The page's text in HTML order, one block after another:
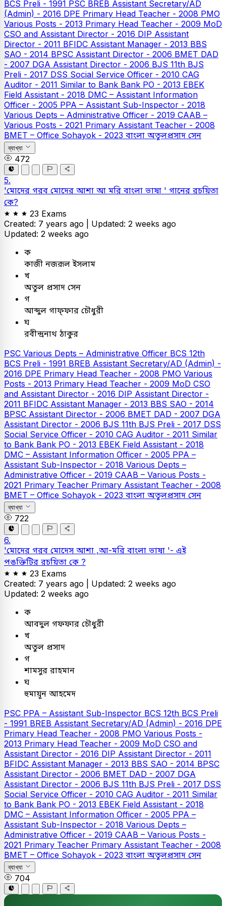
BCS Preli - 1991 PSC BREB Assistant Secretary/AD
(Admin) - 2016 DPE Primary Head Teacher - 2008 PMO
Various Posts - 2013 Primary Head Teacher - 2009 MoD
CSO and Assistant Director - 2016 DIP Assistant
Director - 2011 BFIDC Assistant Manager - 2013 BBS
SAO - 2014 BPSC Assistant Director - 2006 BMET DAD
- 2007 DGA Assistant Director - 2006 BJS 11th BJS
Preli - 2017 DSS Social Service Officer - 2010 CAG
Auditor - 2011 Similar to Bank Bank PO - 2013 EBEK
Field Assistant - 2018 DMC – Assistant Information
Officer - 2005 PPA – Assistant Sub-Inspector - 2018
Various Depts – Administrative Officer - 2019 CAAB –
Various Posts - 2021 Primary Assistant Teacher - 2008
BMET – Office Sohayok - 2023 বাংলা অতুলপ্রসাদ সেন
ব্যাখ্যা
472
5.
'মোদের গরব মোদের আশা আ মরি বাংলা ভাষা ' গানের রচয়িতা
কে?
23 Exams
Created: 7 years ago | Updated: 2 weeks ago
Updated: 2 weeks ago
ক
কাজী নজরূল ইসলাম
খ
অতুল প্রসাদ সেন
গ
আব্দুল গাফ্ফার চৌধুরী
ঘ
রবীন্দ্রনাথ ঠাকুর
PSC Various Depts – Administrative Officer BCS 12th
BCS Preli - 1991 BREB Assistant Secretary/AD (Admin) -
2016 DPE Primary Head Teacher - 2008 PMO Various
Posts - 2013 Primary Head Teacher - 2009 MoD CSO
and Assistant Director - 2016 DIP Assistant Director -
2011 BFIDC Assistant Manager - 2013 BBS SAO - 2014
BPSC Assistant Director - 2006 BMET DAD - 2007 DGA
Assistant Director - 2006 BJS 11th BJS Preli - 2017 DSS
Social Service Officer - 2010 CAG Auditor - 2011 Similar
to Bank Bank PO - 2013 EBEK Field Assistant - 2018
DMC – Assistant Information Officer - 2005 PPA –
Assistant Sub-Inspector - 2018 Various Depts –
Administrative Officer - 2019 CAAB – Various Posts -
2021 Primary Teacher Primary Assistant Teacher - 2008
BMET – Office Sohayok - 2023 বাংলা অতুলপ্রসাদ সেন
ব্যাখ্যা
722
6.
'মোদের গরব মোদেস আশা ,আ-মরি বাংলা ভাষা '- এই
পঙক্তিটির রচয়িতা কে ?
23 Exams
Created: 7 years ago | Updated: 2 weeks ago
Updated: 2 weeks ago
ক
আবদুল গফফার চৌধুরী
খ
অতুল প্রসাদ
গ
শামসুর রাহমান
ঘ
হুমায়ূন আহমেদ
PSC PPA – Assistant Sub-Inspector BCS 12th BCS Preli
- 1991 BREB Assistant Secretary/AD (Admin) - 2016 DPE
Primary Head Teacher - 2008 PMO Various Posts -
2013 Primary Head Teacher - 2009 MoD CSO and
Assistant Director - 2016 DIP Assistant Director - 2011
BFIDC Assistant Manager - 2013 BBS SAO - 2014 BPSC
Assistant Director - 2006 BMET DAD - 2007 DGA
Assistant Director - 2006 BJS 11th BJS Preli - 2017 DSS
Social Service Officer - 2010 CAG Auditor - 2011 Similar
to Bank Bank PO - 2013 EBEK Field Assistant - 2018
DMC – Assistant Information Officer - 2005 PPA –
Assistant Sub-Inspector - 2018 Various Depts –
Administrative Officer - 2019 CAAB – Various Posts -
2021 Primary Teacher Primary Assistant Teacher - 2008
BMET – Office Sohayok - 2023 বাংলা অতুলপ্রসাদ সেন
ব্যাখ্যা
704